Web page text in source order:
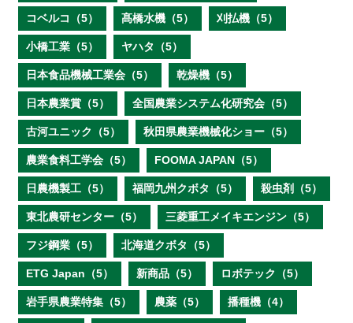
コベルコ（5） 髙橋水機（5） 刈払機（5）
小橋工業（5） ヤハタ（5）
日本食品機械工業会（5） 乾燥機（5）
日本農業賞（5） 全国農業システム化研究会（5）
古河ユニック（5） 秋田県農業機械化ショー（5）
農業食料工学会（5） FOOMA JAPAN（5）
日農機製工（5） 福岡九州クボタ（5） 殺虫剤（5）
東北農研センター（5） 三菱重工メイキエンジン（5）
フジ鋼業（5） 北海道クボタ（5）
ETG Japan（5） 新商品（5） ロボテック（5）
岩手県農業特集（5） 農薬（5） 播種機（4）